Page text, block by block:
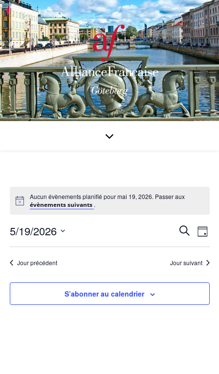
Aucun évènements planifié pour mai 19, 2026. Passer aux
évènements suivants .
et
de
Recherche
de
Jour
5/19/2026
Sélectionnez
date.
Jour précédent Jour suivant
S’abonner au calendrier